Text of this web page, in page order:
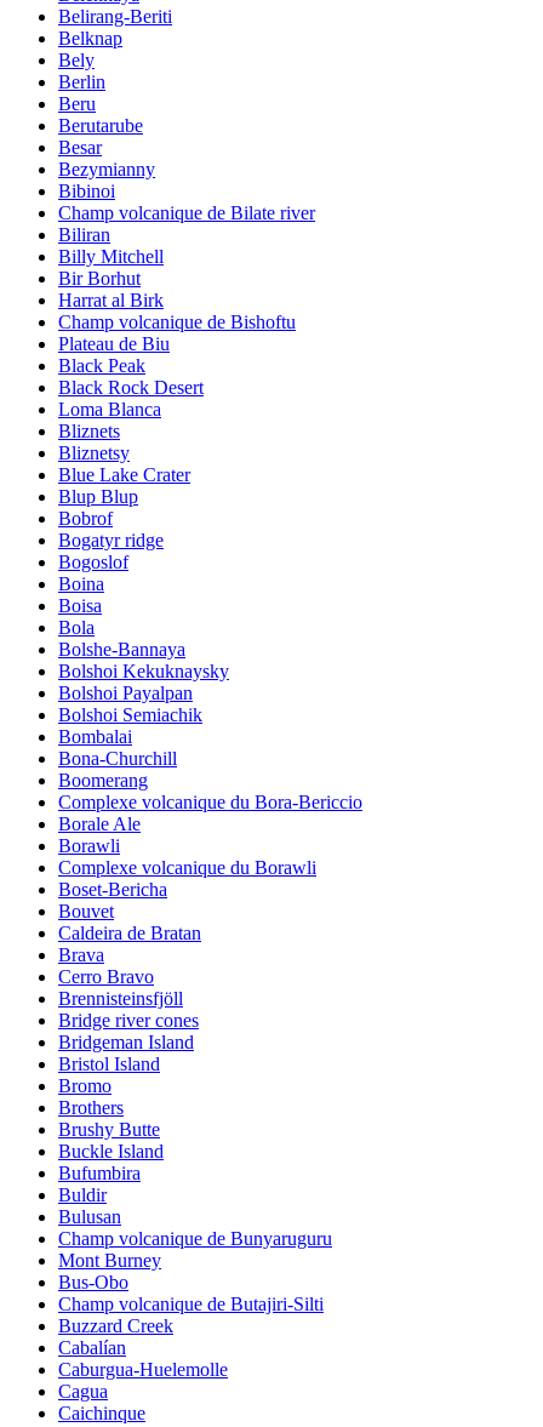
Belirang-Beriti
Belknap
Bely
Berlin
Beru
Berutarube
Besar
Bezymianny
Bibinoi
Champ volcanique de Bilate river
Biliran
Billy Mitchell
Bir Borhut
Harrat al Birk
Champ volcanique de Bishoftu
Plateau de Biu
Black Peak
Black Rock Desert
Loma Blanca
Bliznets
Bliznetsy
Blue Lake Crater
Blup Blup
Bobrof
Bogatyr ridge
Bogoslof
Boina
Boisa
Bola
Bolshe-Bannaya
Bolshoi Kekuknaysky
Bolshoi Payalpan
Bolshoi Semiachik
Bombalai
Bona-Churchill
Boomerang
Complexe volcanique du Bora-Bericcio
Borale Ale
Borawli
Complexe volcanique du Borawli
Boset-Bericha
Bouvet
Caldeira de Bratan
Brava
Cerro Bravo
Brennisteinsfjöll
Bridge river cones
Bridgeman Island
Bristol Island
Bromo
Brothers
Brushy Butte
Buckle Island
Bufumbira
Buldir
Bulusan
Champ volcanique de Bunyaruguru
Mont Burney
Bus-Obo
Champ volcanique de Butajiri-Silti
Buzzard Creek
Cabalían
Caburgua-Huelemolle
Cagua
Caichinque